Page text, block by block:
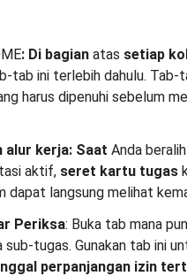
: Di bagian atas setiap
tab ini terlebih dahulu.
harus dipenuhi sebelum
alur kerja: Saat Anda
aktif, seret kartu tugas
dapat langsung melihat
Periksa: Buka tab mana
sub-tugas. Gunakan tab ini
perpanjangan izin